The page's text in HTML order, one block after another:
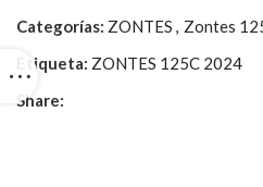
Categorías: ZONTES , Zontes
Etiqueta: ZONTES 125C 2024
Share: